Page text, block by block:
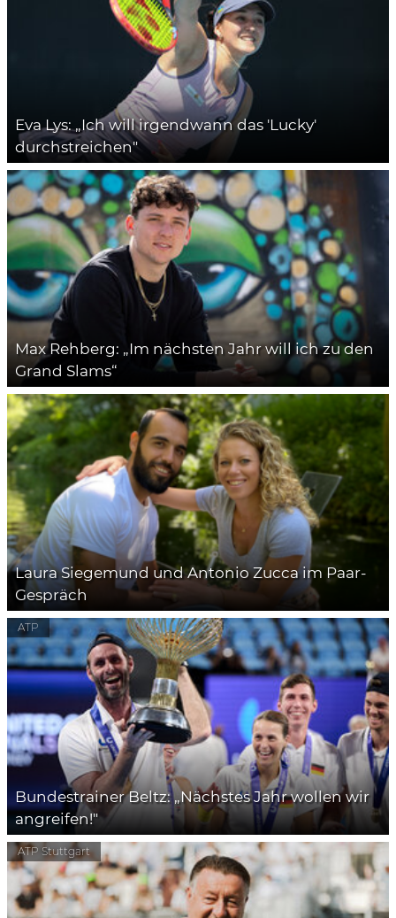
Eva Lys: „Ich will irgendwann das 'Lucky'
durchstreichen"
Max Rehberg: „Im nächsten Jahr will ich zu den
Grand Slams“
Laura Siegemund und Antonio Zucca im Paar-
Gespräch
ATP
Bundestrainer Beltz: „Nächstes Jahr wollen wir
angreifen!"
ATP Stuttgart